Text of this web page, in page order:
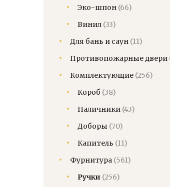
Эко-шпон (66)
Винил (33)
Для бань и саун (11)
Противопожарные двери
Комплектующие (256)
Короб (38)
Наличники (43)
Доборы (70)
Капитель (11)
Фурнитура (561)
Ручки (256)